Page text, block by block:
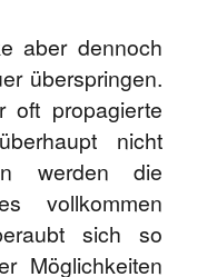
aber dennoch
überspringen.
oft propagierte
nicht
werden die
vollkommen
sich so
Möglichkeiten